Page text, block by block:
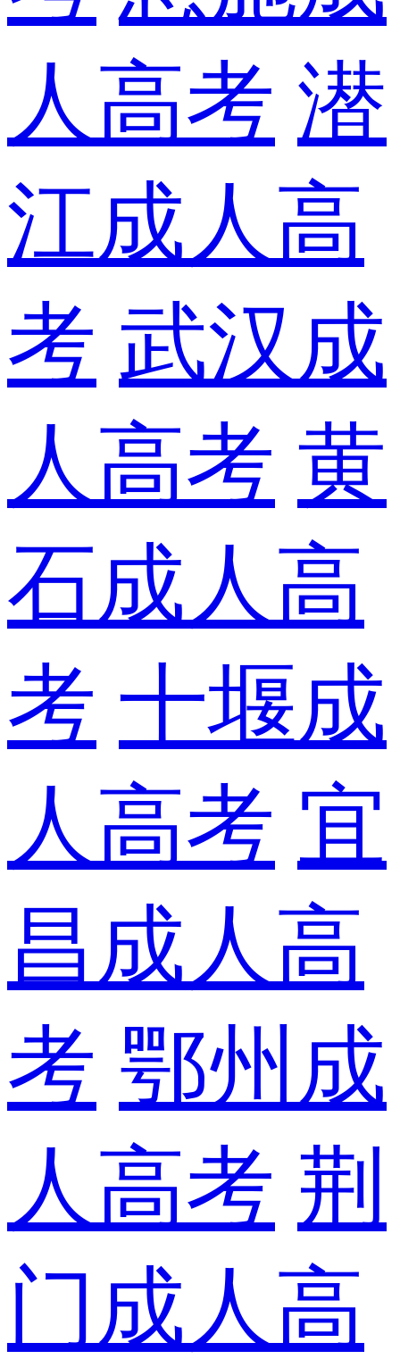
人高考 潜
江成人高
考 武汉成
人高考 黄
石成人高
考 十堰成
人高考 宜
昌成人高
考 鄂州成
人高考 荆
门成人高